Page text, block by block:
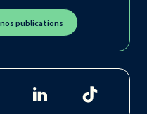
publications